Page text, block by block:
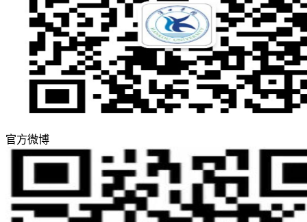
智慧汉院
图书馆
信息公开
邮件系统
官方微博